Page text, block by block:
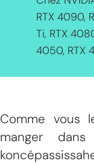
RTX 4090,
Ti, RTX
4050, RTX
Comme
manger